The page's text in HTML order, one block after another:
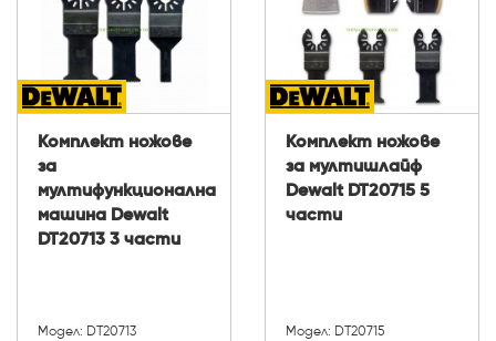
Комплект ножове
за
мултифункционална
машина Dewalt
DT20713 3 части
Модел: DT20713
Комплект ножове
за мултишлайф
Dewalt DT20715 5
части
Модел: DT20715